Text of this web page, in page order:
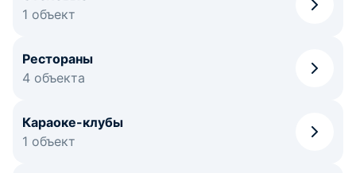
1 объект
Рестораны
4 объекта
Караоке-клубы
1 объект